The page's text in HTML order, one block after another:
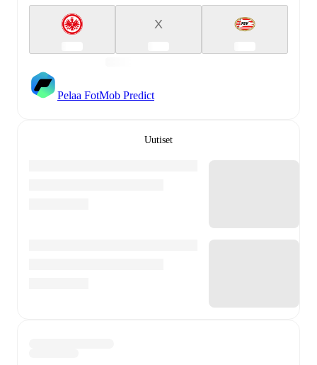
X
Pelaa FotMob Predict
Uutiset